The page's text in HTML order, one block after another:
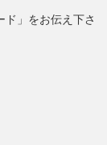
」をお伝え下さ